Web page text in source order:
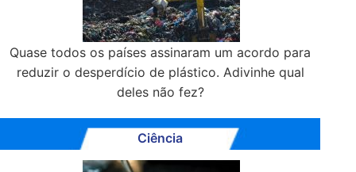
Quase todos os países assinaram um acordo para
reduzir o desperdício de plástico. Adivinhe qual
deles não fez?
Ciência